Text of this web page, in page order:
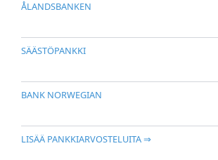
ÅLANDSBANKEN
SÄÄSTÖPANKKI
BANK NORWEGIAN
LISÄÄ PANKKIARVOSTELUITA ⇒